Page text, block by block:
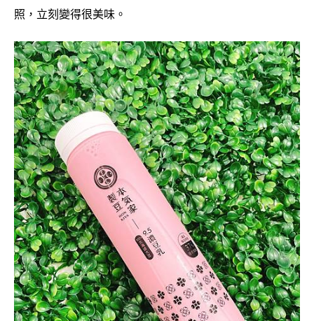
照，立刻變得很美味。